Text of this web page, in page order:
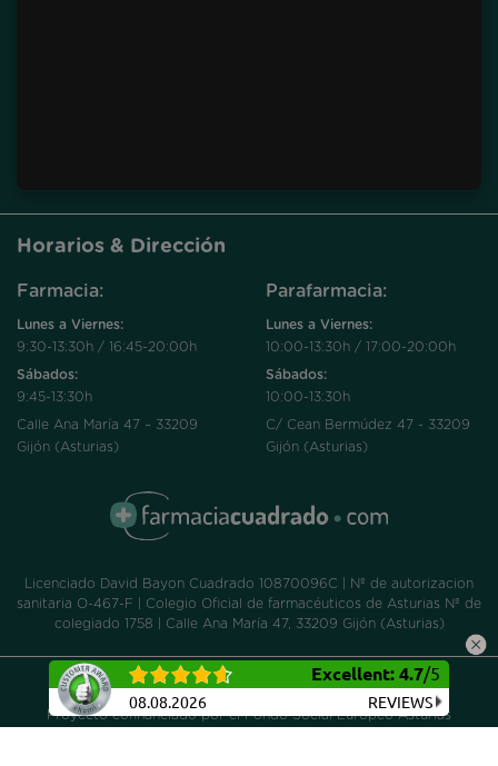
Excellent: 4.7/5
08.08.2026 REVIEWS
Horarios & Dirección
Farmacia:
Lunes a Viernes:
9:30-13:30h / 16:45-20:00h
Sábados:
9:45-13:30h
Calle Ana María 47 – 33209
Gijón (Asturias)
Parafarmacia:
Lunes a Viernes:
10:00-13:30h / 17:00-20:00h
Sábados:
10:00-13:30h
C/ Cean Bermúdez 47 - 33209
Gijón (Asturias)
Licenciado David Bayon Cuadrado 10870096C | Nº de autorizacion
sanitaria O-467-F | Colegio Oficial de farmacéuticos de Asturias Nº de
colegiado 1758 | Calle Ana María 47, 33209 Gijón (Asturias)
Aviso legal | Política de privacidad | Política de cookies
Proyecto cofinanciado por el Fondo Social Europeo Asturias